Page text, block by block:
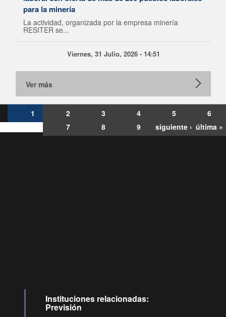
para la minería
La actividad, organizada por la empresa minería
RESITER se...
Viernes, 31 Julio, 2026 - 14:51
Ver más
1 2 3 4 5
6
7
8 9 siguiente › última »
Instituciones relacionadas:
Previsión